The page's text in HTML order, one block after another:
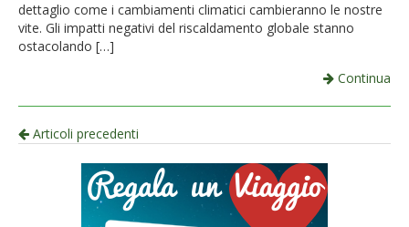
dettaglio come i cambiamenti climatici cambieranno le nostre
vite. Gli impatti negativi del riscaldamento globale stanno
ostacolando […]
Continua
Navigazione
articolo
Articoli precedenti